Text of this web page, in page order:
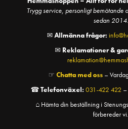
Trygg service, personligt bemötande
sedan 2014.
✉ Allmänna frågor:
✉ Reklamationer &
☞ Chatta med oss–
☎Telefonväxel: 031-422 422
⌂ Hämta din beställning i
förbereder vi.